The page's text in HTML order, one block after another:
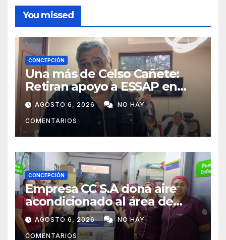
You missed
CONCEPCIÓN
Una más de Celso Cañete:
Retiran apoyo a ESSAP en
Concepción
AGOSTO 6, 2026 NO HAY
COMENTARIOS
CONCEPCIÓN
Empresa CC S.A dona aire
acondicionado al área de
maternidad del IPS de
Concepción
AGOSTO 6, 2026 NO HAY
COMENTARIOS